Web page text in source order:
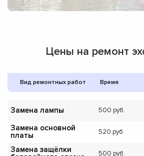
Цены на ремонт
Вид ремонтных работ Время
Замена лампы 500
Замена основной
платы
520
Замена защёлки
500